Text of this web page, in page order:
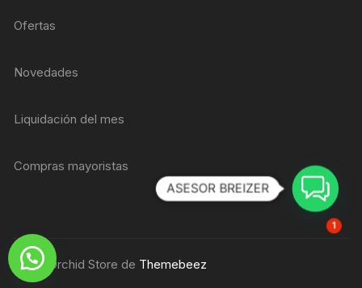
Ofertas
Novedades
Liquidación del mes
Compras mayoristas
Tema Orchid Store de Themebeez
ASESOR BREIZER
1